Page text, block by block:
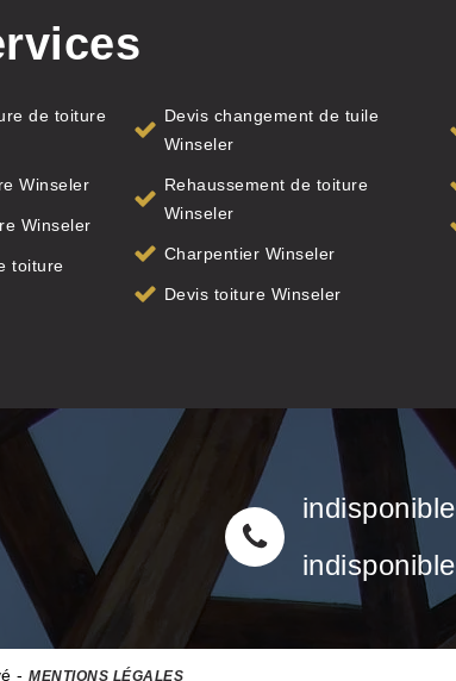
de toiture
Winseler
Winseler
toiture
Devis changement de tuile
Winseler
Rehaussement de toiture
Winseler
Charpentier Winseler
Devis toiture Winseler
indisponible
indisponible
- MENTIONS LÉGALES